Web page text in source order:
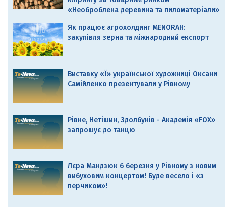
«Необроблена деревина та пиломатеріали»
Як працює агрохолдинг MENORAH:
закупівля зерна та міжнародний експорт
Виставку «Ї» української художниці Оксани
Самійленко презентували у Рівному
Рівне, Нетішин, Здолбунів - Академія «FOX»
запрошує до танцю
Лєра Мандзюк 6 березня у Рівному з новим
вибуховим концертом! Буде весело і «з
перчиком»!